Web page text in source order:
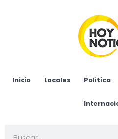
Inicio Locales Política